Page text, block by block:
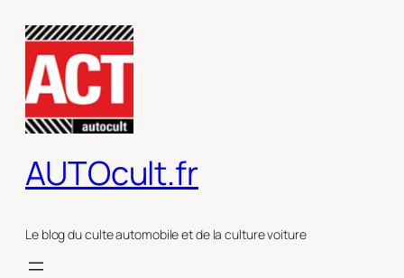
contenu
AUTOcult.fr
Le blog du culte automobile et de la culture voiture